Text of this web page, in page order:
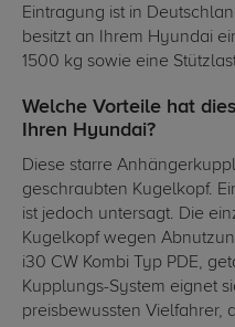
Eintragung ist in
besitzt an Ihrem Hyundai
1500 kg sowie eine
Welche Vorteile hat
Ihren Hyundai?
Diese starre
geschraubten Kugelkopf.
ist jedoch untersagt. Die
Kugelkopf wegen
i30 CW Kombi Typ PDE,
Kupplungs-System eignet
preisbewussten Vielfahrer,